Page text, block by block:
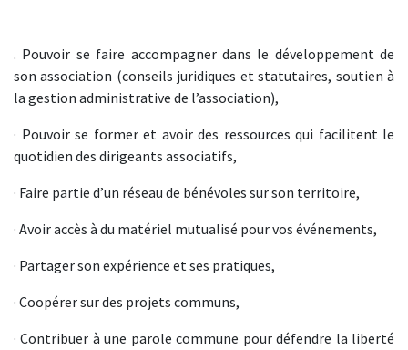
. Pouvoir se faire accompagner dans le développement de
son association (conseils juridiques et statutaires, soutien à
la gestion administrative de l’association),
· Pouvoir se former et avoir des ressources qui facilitent le
quotidien des dirigeants associatifs,
· Faire partie d’un réseau de bénévoles sur son territoire,
· Avoir accès à du matériel mutualisé pour vos événements,
· Partager son expérience et ses pratiques,
· Coopérer sur des projets communs,
· Contribuer à une parole commune pour défendre la liberté